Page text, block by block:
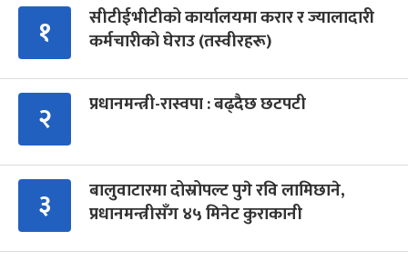
१
सीटीईभीटीको कार्यालयमा करार र ज्यालादारी
कर्मचारीको घेराउ (तस्वीरहरू)
२ प्रधानमन्त्री-रास्वपा : बढ्दैछ छटपटी
३
बालुवाटारमा दोस्रोपल्ट पुगे रवि लामिछाने,
प्रधानमन्त्रीसँग ४५ मिनेट कुराकानी